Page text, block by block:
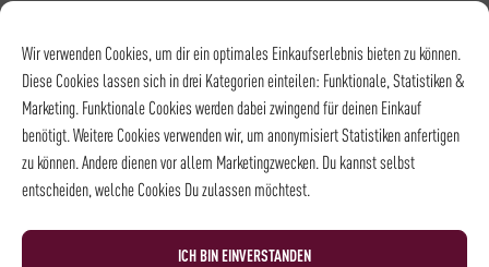
Wir verwenden Cookies, um dir ein optimales Einkaufserlebnis bieten zu können.
Diese Cookies lassen sich in drei Kategorien einteilen: Funktionale, Statistiken &
Marketing. Funktionale Cookies werden dabei zwingend für deinen Einkauf
benötigt. Weitere Cookies verwenden wir, um anonymisiert Statistiken anfertigen
zu können. Andere dienen vor allem Marketingzwecken. Du kannst selbst
entscheiden, welche Cookies Du zulassen möchtest.
ICH BIN EINVERSTANDEN
Versandpartner